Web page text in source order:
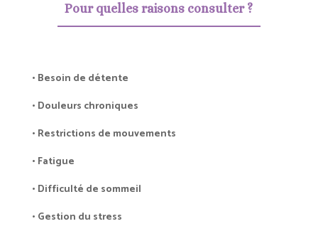
Pour quelles raisons consulter ?
• Besoin de détente
• Douleurs chroniques
• Restrictions de mouvements
• Fatigue
• Difficulté de sommeil
• Gestion du stress